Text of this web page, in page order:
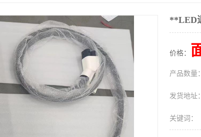
**LED
价格：
产品数量：
发货地址：
关键词：